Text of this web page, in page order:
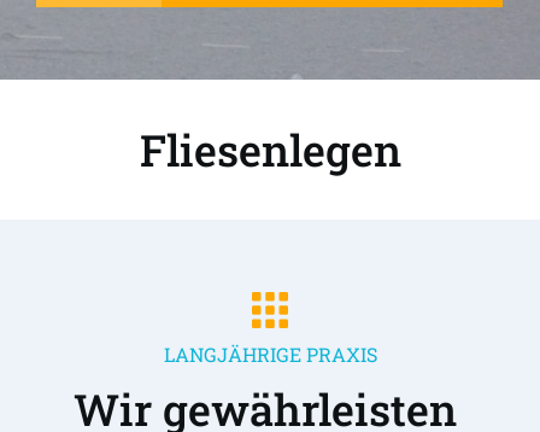
Fliesenlegen
LANGJÄHRIGE PRAXIS
Wir gewährleisten